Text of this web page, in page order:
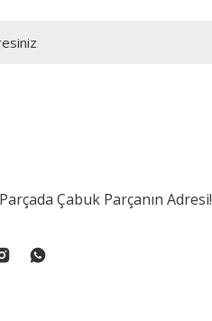
Çabuk Parçanın Adresi!